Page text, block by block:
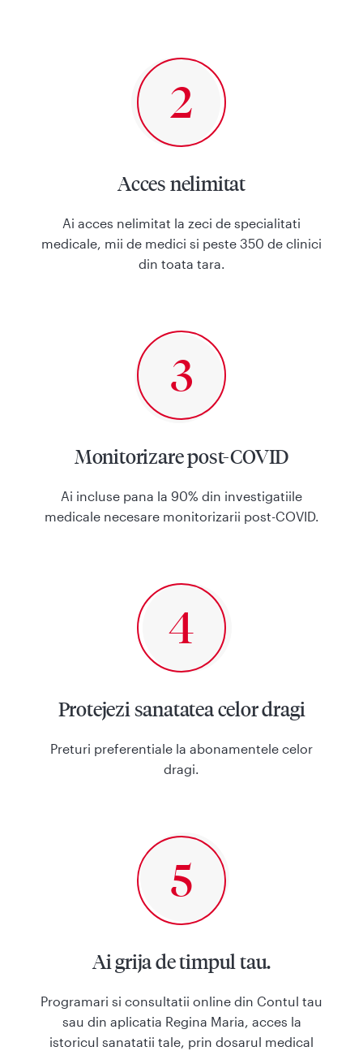
Acces nelimitat
Ai acces nelimitat la zeci de specialitati
medicale, mii de medici si peste 350 de clinici
din toata tara.
Monitorizare post-COVID
Ai incluse pana la 90% din investigatiile
medicale necesare monitorizarii post-COVID.
Protejezi sanatatea celor dragi
Preturi preferentiale la abonamentele celor
dragi.
Ai grija de timpul tau.
Programari si consultatii online din Contul tau
sau din aplicatia Regina Maria, acces la
istoricul sanatatii tale, prin dosarul medical